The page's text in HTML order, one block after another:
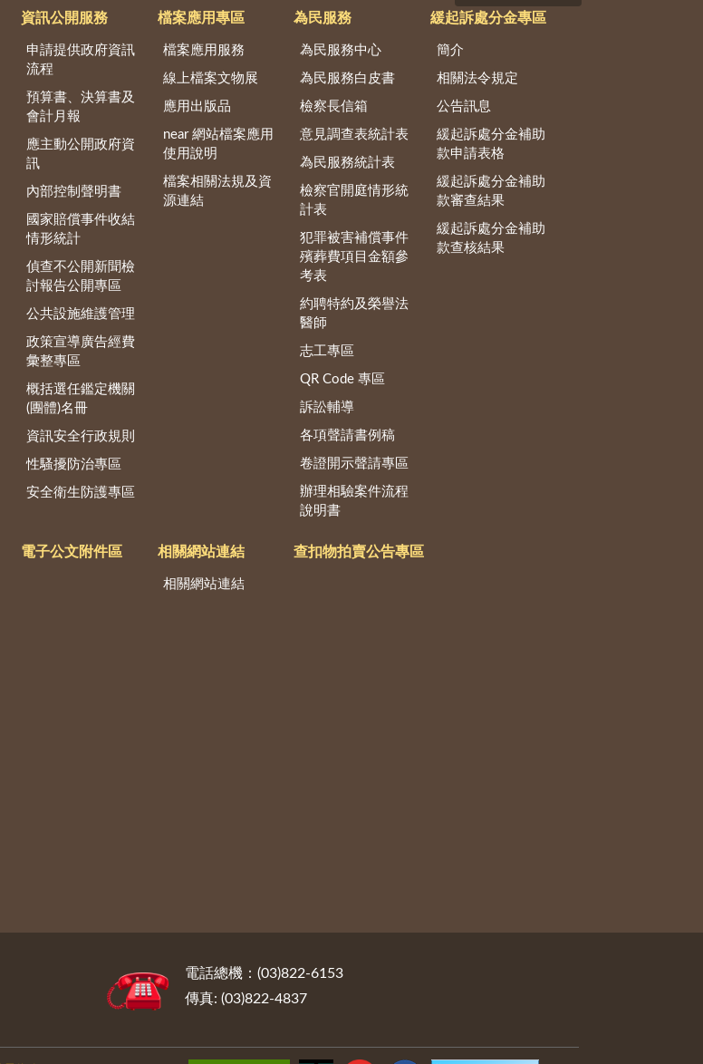
資訊公開服務
申請提供政府資訊
流程
預算書、決算書及
會計月報
應主動公開政府資
訊
內部控制聲明書
國家賠償事件收結
情形統計
偵查不公開新聞檢
討報告公開專區
公共設施維護管理
政策宣導廣告經費
彙整專區
概括選任鑑定機關
(團體)名冊
資訊安全行政規則
性騷擾防治專區
安全衛生防護專區
檔案應用專區
檔案應用服務
線上檔案文物展
應用出版品
near 網站檔案應用
使用說明
檔案相關法規及資
源連結
為民服務
為民服務中心
為民服務白皮書
檢察長信箱
意見調查表統計表
為民服務統計表
檢察官開庭情形統
計表
犯罪被害補償事件
殯葬費項目金額參
考表
約聘特約及榮譽法
醫師
志工專區
QR Code 專區
訴訟輔導
各項聲請書例稿
卷證開示聲請專區
辦理相驗案件流程
說明書
緩起訴處分金專區
簡介
相關法令規定
公告訊息
緩起訴處分金補助
款申請表格
緩起訴處分金補助
款審查結果
緩起訴處分金補助
款查核結果
電子公文附件區 相關網站連結
相關網站連結
查扣物拍賣公告專區
電話總機：(03)822-6153
傳真: (03)822-4837